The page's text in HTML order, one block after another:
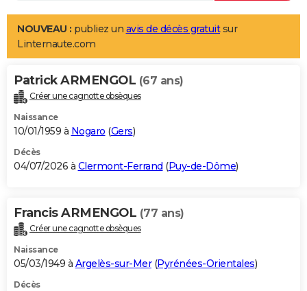
LIFESTYLE
Art de vivre
Bien-être
Loisirs
Mode
Modes de vie
Alimentation
Guide de la santé
Maladies
Médicaments
Sommeil
VOYAGE
Destinations
City break
Voyage nature
Voyage de noces
Forum
Climat
+PHOTO
GUIDES D'ACHAT
BONS PLANS
Carte de Noël
Carte Bonne année
Carte Saint-Valentin
Carte Pâques
Carte d'anniversaire
DICTIONNAIRE
Dictionnaire
Biographies
Citations
Expressions
Proverbes
PROGRAMME TV
NOUVEAU : publiez un avis de décès gratuitsur
Linternaute.com
Patrick ARMENGOL (67 ans)
Créer une cagnotte obsèques
Naissance
10/01/1959 à Nogaro (Gers)
Décès
04/07/2026 à Clermont-Ferrand (Puy-de-Dôme)
Francis ARMENGOL (77 ans)
Créer une cagnotte obsèques
Naissance
05/03/1949 à Argelès-sur-Mer(Pyrénées-Orientales)
Décès